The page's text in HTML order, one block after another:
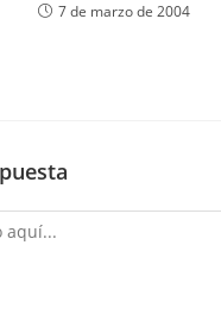
7 de marzo de 2004